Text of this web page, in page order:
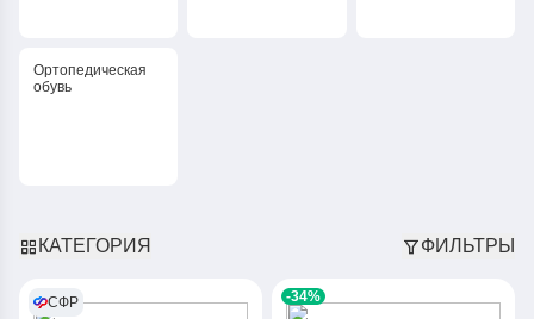
Ортопедическая
обувь
КАТЕГОРИЯ ФИЛЬТРЫ
СФР -34%